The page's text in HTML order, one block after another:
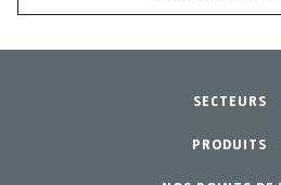
SECTEURS
Agriculture-
PRODUITS